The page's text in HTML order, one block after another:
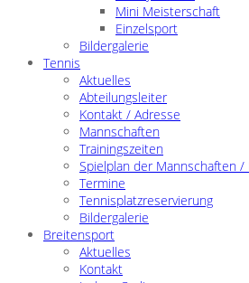
Mini Meisterschaft
Einzelsport
Bildergalerie
Tennis
Aktuelles
Abteilungsleiter
Kontakt / Adresse
Mannschaften
Trainingszeiten
Spielplan der Mannschaften /
Termine
Tennisplatzreservierung
Bildergalerie
Breitensport
Aktuelles
Kontakt